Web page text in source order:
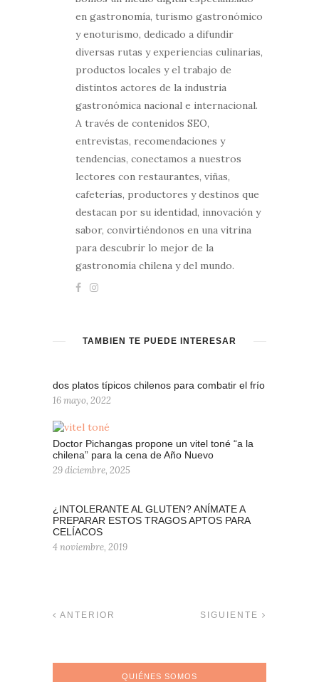
en gastronomía, turismo gastronómico
y enoturismo, dedicado a difundir
diversas rutas y experiencias culinarias,
productos locales y el trabajo de
distintos actores de la industria
gastronómica nacional e internacional.
A través de contenidos SEO,
entrevistas, recomendaciones y
tendencias, conectamos a nuestros
lectores con restaurantes, viñas,
cafeterías, productores y destinos que
destacan por su identidad, innovación y
sabor, convirtiéndonos en una vitrina
para descubrir lo mejor de la
gastronomía chilena y del mundo.
TAMBIÉN TE PUEDE INTERESAR
dos platos típicos chilenos para combatir el frío
16 mayo, 2022
Doctor Pichangas propone un vitel toné “a la
chilena” para la cena de Año Nuevo
29 diciembre, 2025
¿INTOLERANTE AL GLUTEN? ANÍMATE A
PREPARAR ESTOS TRAGOS APTOS PARA
CELÍACOS
4 noviembre, 2019
ANTERIOR SIGUIENTE
QUIÉNES SOMOS